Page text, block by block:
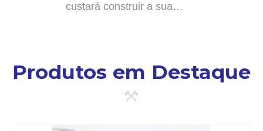
custará construir a sua…
Produtos em Destaque